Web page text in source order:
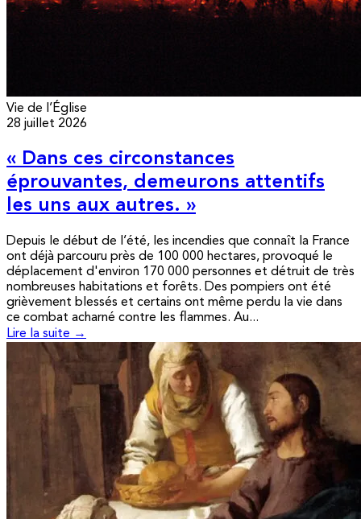
Vie de l’Église
28 juillet 2026
« Dans ces circonstances
éprouvantes, demeurons attentifs
les uns aux autres. »
Depuis le début de l’été, les incendies que connaît la France
ont déjà parcouru près de 100 000 hectares, provoqué le
déplacement d'environ 170 000 personnes et détruit de très
nombreuses habitations et forêts. Des pompiers ont été
grièvement blessés et certains ont même perdu la vie dans
ce combat acharné contre les flammes. Au...
Lire la suite →